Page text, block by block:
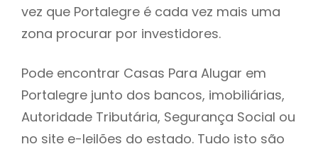
vez que Portalegre é cada vez mais uma
zona procurar por investidores.
Pode encontrar Casas Para Alugar em
Portalegre junto dos bancos, imobiliárias,
Autoridade Tributária, Segurança Social ou
no site e-leilões do estado. Tudo isto são